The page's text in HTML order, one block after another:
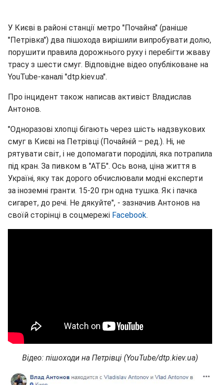
У Києві в районі станції метро "Почайна" (раніше
"Петрівка") два пішохода вирішили випробувати долю,
порушити правила дорожнього руху і перебігти жваву
трасу з шести смуг. Відповідне відео опубліковане на
YouTube-каналі "dtp.kiev.ua".
Про інцидент також написав активіст Владислав
Антонов.
"Одноразові хлопці бігають через шість надзвукових
смуг в Києві на Петрівці (Почайній – ред.). Ні, не
рятувати світ, і не допомагати породіллі, яка потрапила
під кран. За пивком в "АТБ". Ось вона, ціна життя в
Україні, яку так дорого обчислювали модні експерти
за іноземні гранти. 15-20 грн одна тушка. Як і пачка
сигарет, до речі. Не дякуйте", - зазначив Антонов на
своїй сторінці в соцмережі Facebook.
Відео: пішоходи на Петрівці (YouTube/dtp.kiev.ua)